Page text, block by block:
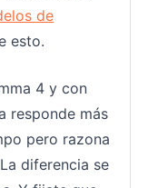
de
esto.
4 y con
responde más
pero razona
diferencia se